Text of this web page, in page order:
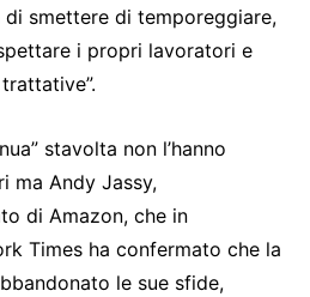
smettere di temporeggiare,
i propri lavoratori e
stavolta non l’hanno
ma Andy Jassy,
di Amazon, che in
Times ha confermato che la
le sue sfide,